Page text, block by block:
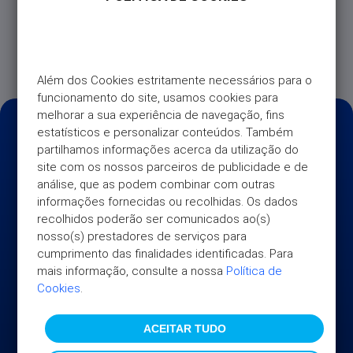
Além dos Cookies estritamente necessários para o
funcionamento do site, usamos cookies para
melhorar a sua experiência de navegação, fins
estatísticos e personalizar conteúdos. Também
partilhamos informações acerca da utilização do
site com os nossos parceiros de publicidade e de
análise, que as podem combinar com outras
informações fornecidas ou recolhidas. Os dados
recolhidos poderão ser comunicados ao(s)
nosso(s) prestadores de serviços para
cumprimento das finalidades identificadas. Para
mais informação, consulte a nossa Política de
Cookies.
ACEITAR TUDO
UNIVERSO